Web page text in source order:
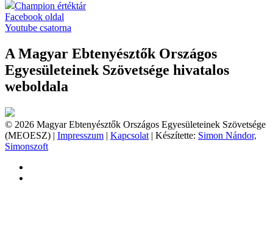
Champion értéktár
Facebook oldal
Youtube csatorna
A Magyar Ebtenyésztők Országos
Egyesületeinek Szövetsége hivatalos
weboldala
© 2026 Magyar Ebtenyésztők Országos Egyesületeinek Szövetsége
(MEOESZ) | Impresszum | Kapcsolat | Készítette: Simon Nándor,
Simonszoft